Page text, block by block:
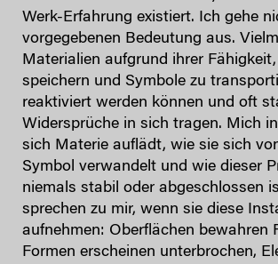
Werk-Erfahrung existiert. Ich gehe
vorgegebenen Bedeutung aus.
Materialien aufgrund ihrer
speichern und Symbole zu
reaktiviert werden können und oft
Widersprüche in sich tragen. Mich
sich Materie auflädt, wie sie sich
Symbol verwandelt und wie dieser
niemals stabil oder abgeschlossen
sprechen zu mir, wenn sie diese
aufnehmen: Oberflächen bewahren
Formen erscheinen unterbrochen,